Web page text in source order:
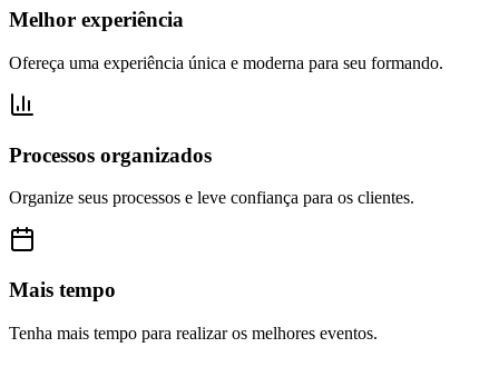
Melhor experiência
Ofereça uma experiência única e moderna para seu formando.
Processos organizados
Organize seus processos e leve confiança para os clientes.
Mais tempo
Tenha mais tempo para realizar os melhores eventos.